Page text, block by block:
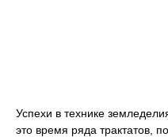
Успехи в технике
это время ряда трактатов,